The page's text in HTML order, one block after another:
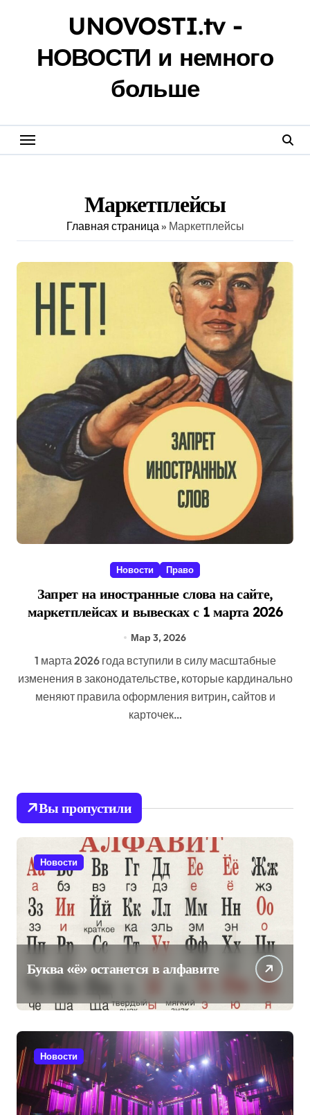
UNOVOSTI.tv -
НОВОСТИ и немного
больше
Маркетплейсы
Главная страница» Маркетплейсы
Новости Право
Запрет на иностранные слова на сайте,
маркетплейсах и вывесках с 1 марта 2026
Мар 3, 2026
1 марта 2026 года вступили в силу масштабные
изменения в законодательстве, которые кардинально
меняют правила оформления витрин, сайтов и
карточек…
Вы пропустили
Новости
Буква «ё» останется в алфавите
Новости